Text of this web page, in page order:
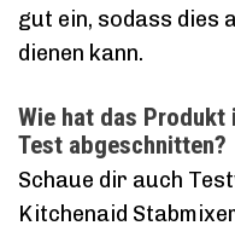
gut ein, sodass dies
dienen kann.
Wie hat das Produkt
Test abgeschnitten?
Schaue dir auch
Kitchenaid